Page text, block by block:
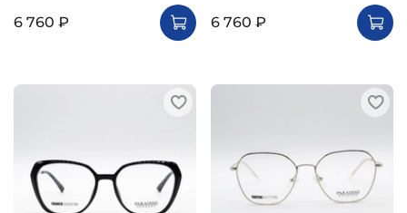
6 760 ₽
6 760 ₽